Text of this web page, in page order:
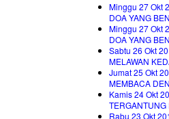
Minggu 27 Okt
DOA YANG
Minggu 27 Okt
DOA YANG
Sabtu 26 Okt
MELAWAN
Jumat 25 Okt
MEMBACA
Kamis 24 Okt
TERGANTUNG
Rabu 23 Okt